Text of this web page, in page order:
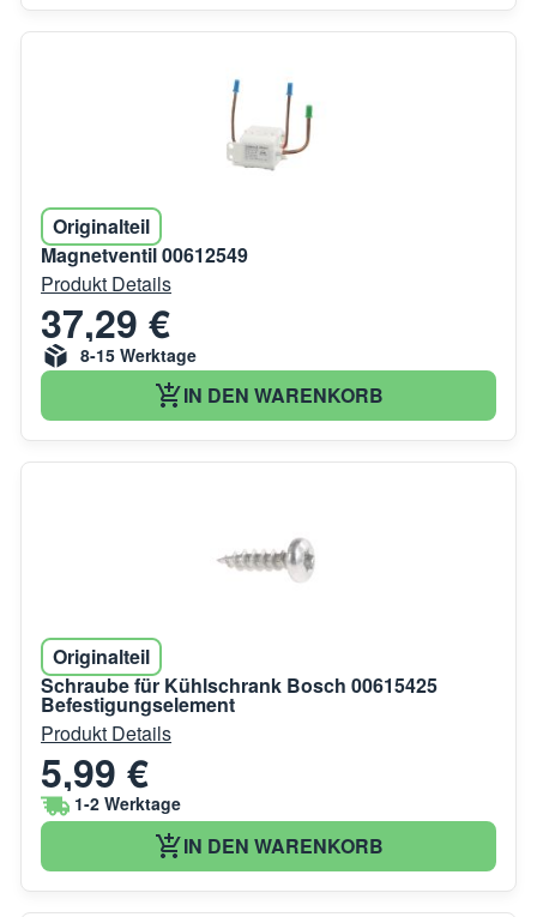
Originalteil
Magnetventil 00612549
Produkt Details
37,29 €
8-15 Werktage
IN DEN WARENKORB
Originalteil
Schraube für Kühlschrank Bosch 00615425
Befestigungselement
Produkt Details
5,99 €
1-2 Werktage
IN DEN WARENKORB